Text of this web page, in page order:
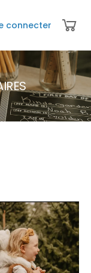
connecter